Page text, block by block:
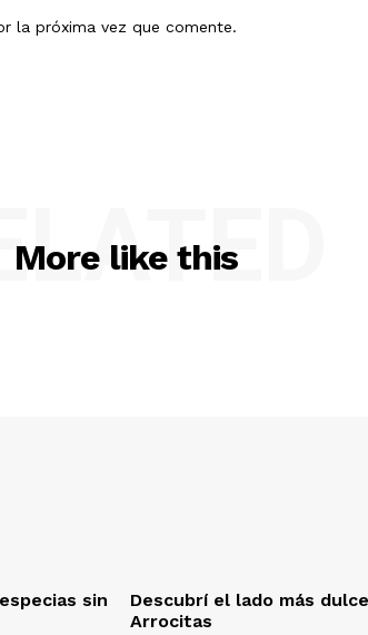
la próxima vez que comente.
More like this
sin
Descubrí el lado más
Arrocitas